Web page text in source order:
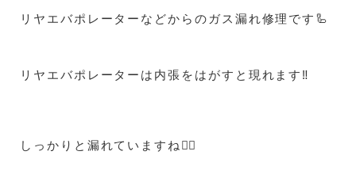
リヤエバポレーターなどからのガス漏れ修理です🦾
リヤエバポレーターは内張をはがすと現れます‼️
しっかりと漏れていますね😵‍💫